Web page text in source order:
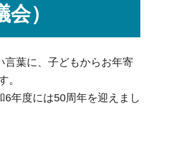
）
言葉に、子どもからお年寄
。
年度には50周年を迎えまし